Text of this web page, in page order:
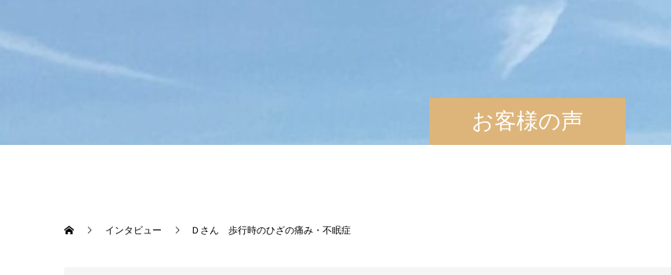
お客様の声
インタビュー Ｄさん 歩行時のひざの痛み・不眠症